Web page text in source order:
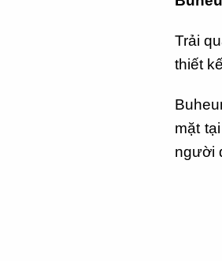
Trải
thiết
mặt
người